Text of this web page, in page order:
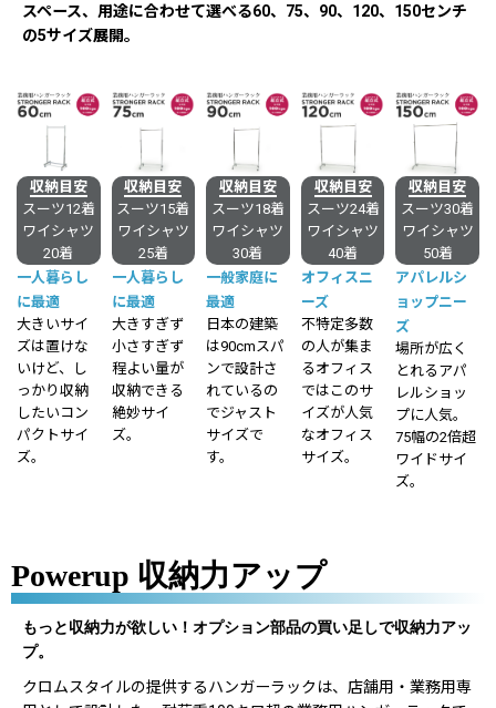
スペース、用途に合わせて選べる60、75、90、120、150センチ
の5サイズ展開。
収納目安
スーツ12着
ワイシャツ
20着
一人暮らし
に最適
大きいサイ
ズは置けな
いけど、し
っかり収納
したいコン
パクトサイ
ズ。
収納目安
スーツ15着
ワイシャツ
25着
一人暮らし
に最適
大きすぎず
小さすぎず
程よい量が
収納できる
絶妙サイ
ズ。
収納目安
スーツ18着
ワイシャツ
30着
一般家庭に
最適
日本の建築
は90cmスパ
ンで設計さ
れているの
でジャスト
サイズで
す。
収納目安
スーツ24着
ワイシャツ
40着
オフィスニ
ーズ
不特定多数
の人が集ま
るオフィス
ではこのサ
イズが人気
なオフィス
サイズ。
収納目安
スーツ30着
ワイシャツ
50着
アパレルシ
ョップニー
ズ
場所が広く
とれるアパ
レルショッ
プに人気。
75幅の2倍超
ワイドサイ
ズ。
Powerup 収納力アップ
もっと収納力が欲しい！オプション部品の買い足しで収納力アッ
プ。
クロムスタイルの提供するハンガーラックは、店舗用・業務用専